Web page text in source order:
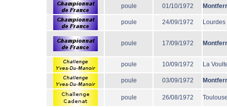
poule 01/10/1972
poule 24/09/1972 Lourdes
poule 17/09/1972
poule 10/09/1972 La
poule 03/09/1972
poule 26/08/1972